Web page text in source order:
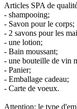
Articles SPA de
- shampooing;
- Savon pour le corps;
- 2 savons pour les
- une lotion;
- Bain moussant;
- une bouteille de vin
- Panier;
- Emballage cadeau;
- Carte de voeux.
Attention: le type